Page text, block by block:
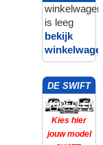
winkelwagen
is leeg
bekijk
DE SWIFT
MODELLEN
Kies hier
jouw model